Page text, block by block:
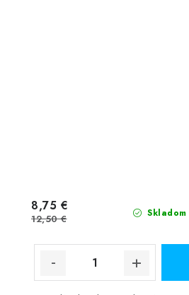
Skladom
8,75 €
12,50 €